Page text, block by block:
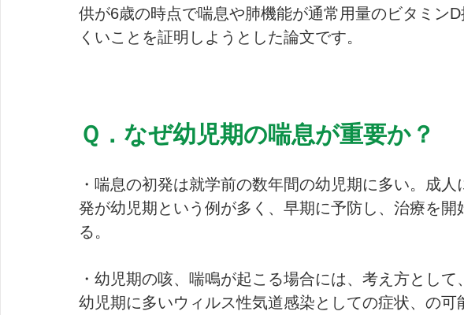
供が6歳の時点で喘息や肺機能が通常用量のビタミン
くいことを証明しようとした論文です。
Ｑ．なぜ幼児期の喘息が重要か？
・喘息の初発は就学前の数年間の幼児期に多い。成
発が幼児期という例が多く、早期に予防し、治療を
る。
・幼児期の咳、喘鳴が起こる場合には、考え方として
幼児期に多いウィルス性気道感染としての症状、の可